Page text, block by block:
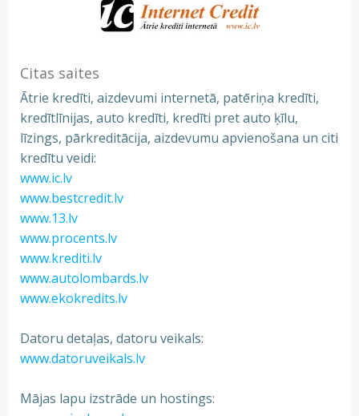
Citas saites
Ātrie kredīti, aizdevumi internetā, patēriņa kredīti,
kredītlīnijas, auto kredīti, kredīti pret auto ķīlu,
līzings, pārkreditācija, aizdevumu apvienošana un citi
kredītu veidi:
www.ic.lv
www.bestcredit.lv
www.13.lv
www.procents.lv
www.krediti.lv
www.autolombards.lv
www.ekokredits.lv
Datoru detaļas, datoru veikals:
www.datoruveikals.lv
Mājas lapu izstrāde un hostings: